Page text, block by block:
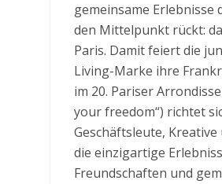
gemeinsame Erlebnisse
den Mittelpunkt rückt:
Paris. Damit feiert die
Living-Marke ihre
im 20. Pariser
your freedom“) richtet
Geschäftsleute, Kreative
die einzigartige
Freundschaften und